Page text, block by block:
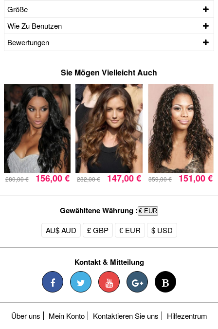
Größe
Wie Zu Benutzen
Bewertungen
Sie Mögen Vielleicht Auch
280,00 € 156,00 € 282,00 € 147,00 € 359,00 € 151,00 €
Gewähltene Währung : € EUR
AU$ AUD £ GBP € EUR $ USD
Kontakt & Mitteilung
Über uns Mein Konto Kontaktieren Sie uns Hilfezentrum